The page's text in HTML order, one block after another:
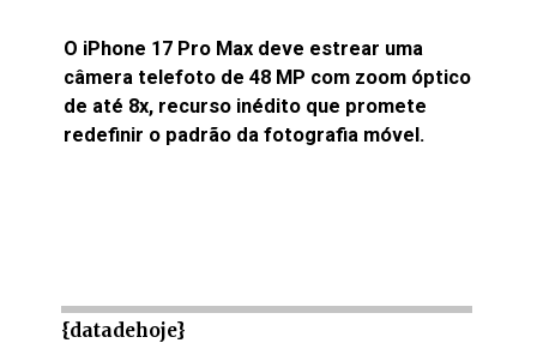
O iPhone 17 Pro Max deve estrear uma
câmera telefoto de 48 MP com zoom óptico
de até 8x, recurso inédito que promete
redefinir o padrão da fotografia móvel.
{datadehoje}